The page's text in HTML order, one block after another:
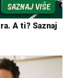
A ti? Saznaj